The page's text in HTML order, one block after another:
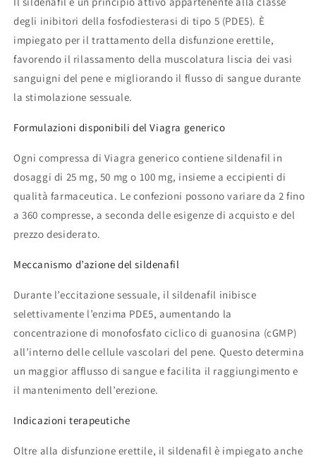
degli inibitori della fosfodiesterasi di tipo 5 (PDE5). È
impiegato per il trattamento della disfunzione erettile,
favorendo il rilassamento della muscolatura liscia dei vasi
sanguigni del pene e migliorando il flusso di sangue durante
la stimolazione sessuale.
Formulazioni disponibili del Viagra generico
Ogni compressa di Viagra generico contiene sildenafil in
dosaggi di 25 mg, 50 mg o 100 mg, insieme a eccipienti di
qualità farmaceutica. Le confezioni possono variare da 2 fino
a 360 compresse, a seconda delle esigenze di acquisto e del
prezzo desiderato.
Meccanismo d’azione del sildenafil
Durante l’eccitazione sessuale, il sildenafil inibisce
selettivamente l’enzima PDE5, aumentando la
concentrazione di monofosfato ciclico di guanosina (cGMP)
all’interno delle cellule vascolari del pene. Questo determina
un maggior afflusso di sangue e facilita il raggiungimento e
il mantenimento dell’erezione.
Indicazioni terapeutiche
Oltre alla disfunzione erettile, il sildenafil è impiegato anche